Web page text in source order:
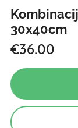
30x40cm
€36.00